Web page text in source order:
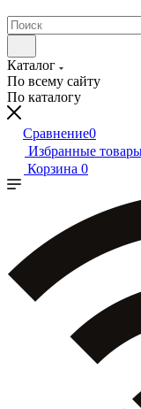
Каталог
По всему сайту
По каталогу
Сравнение0
Избранные
Корзина 0